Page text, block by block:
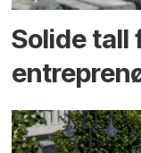
Solide tall